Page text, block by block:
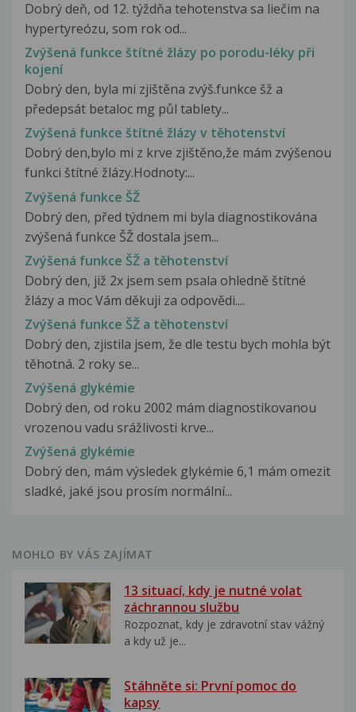
Dobrý deň, od 12. týždňa tehotenstva sa liečim na
hypertyreózu, som rok od...
Zvýšená funkce štítné žlázy po porodu-léky při
kojení
Dobrý den, byla mi zjištěna zvýš.funkce šž a
předepsát betaloc mg půl tablety...
Zvýšená funkce štítné žlázy v těhotenství
Dobrý den,bylo mi z krve zjištěno,že mám zvýšenou
funkci štítné žlázy.Hodnoty:...
Zvýšená funkce ŠŽ
Dobrý den, před týdnem mi byla diagnostikována
zvýšená funkce ŠŽ dostala jsem...
Zvýšená funkce ŠŽ a těhotenství
Dobrý den, již 2x jsem sem psala ohledně štítné
žlázy a moc Vám děkuji za odpovědi....
Zvýšená funkce ŠŽ a těhotenství
Dobrý den, zjistila jsem, že dle testu bych mohla být
těhotná. 2 roky se...
Zvýšená glykémie
Dobrý den, od roku 2002 mám diagnostikovanou
vrozenou vadu srážlivosti krve...
Zvýšená glykémie
Dobrý den, mám výsledek glykémie 6,1 mám omezit
sladké, jaké jsou prosím normální...
MOHLO BY VÁS ZAJÍMAT
13 situací, kdy je nutné volat
záchrannou službu
Rozpoznat, kdy je zdravotní stav vážný
a kdy už je...
Stáhněte si: První pomoc do
kapsy